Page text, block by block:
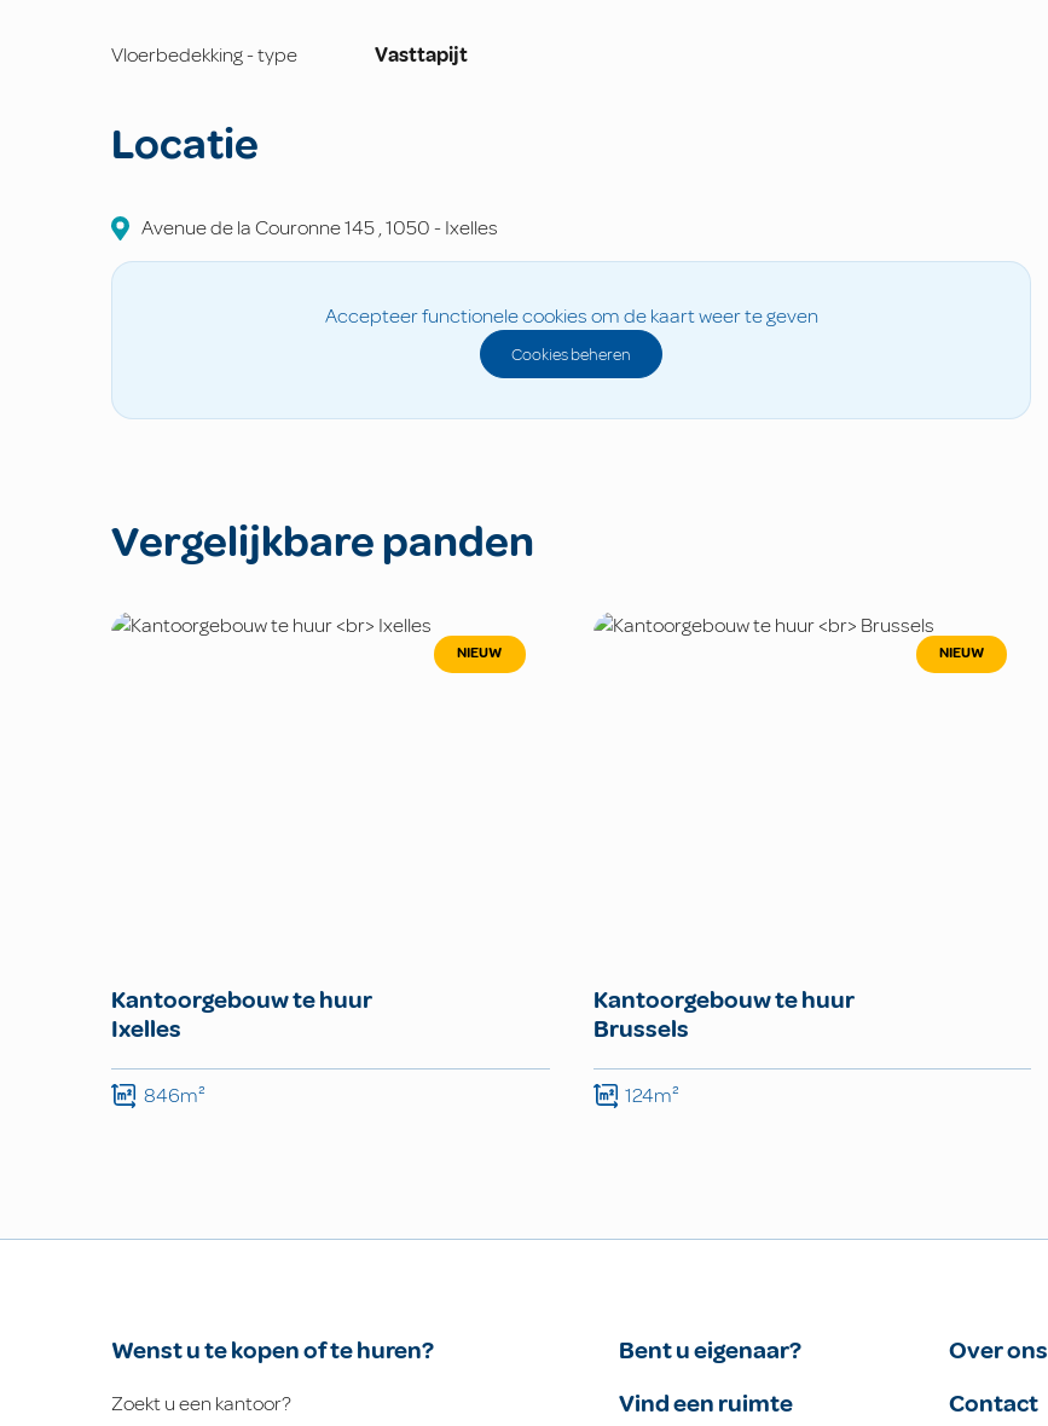
Vloerbedekking - type Vasttapijt
Locatie
Avenue de la Couronne145,1050-Ixelles
Accepteer functionele cookies om de kaart weer te geven
Cookies beheren
Vergelijkbare panden
NIEUW
Kantoorgebouw te huur
Ixelles
846m²
NIEUW
Kantoorgebouw te huur
Brussels
124m²
Wenst u te kopen of te huren?
Zoekt u een kantoor?
Bent u eigenaar?
Vind een ruimte
Over ons
Contact